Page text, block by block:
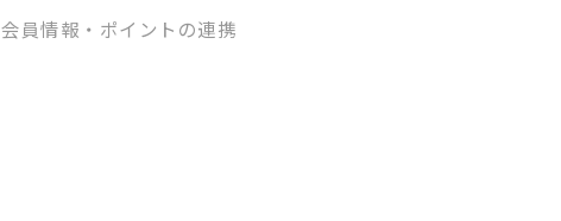
会員情報・ポイントの連携